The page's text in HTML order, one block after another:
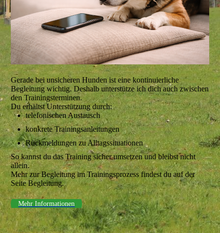
Gerade bei unsicheren Hunden ist eine kontinuierliche
Begleitung wichtig. Deshalb unterstütze ich dich auch zwischen
den Trainingsterminen.
Du erhältst Unterstützung durch:
telefonischen Austausch
konkrete Trainingsanleitungen
Rückmeldungen zu Alltagssituationen
So kannst du das Training sicher umsetzen und bleibst nicht
allein.
Mehr zur Begleitung im Trainingsprozess findest du auf der
Seite Begleitung.
Mehr Informationen